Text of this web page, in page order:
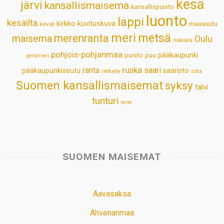
järvi kansallismaisema kansallispuisto kesä
kesäilta kevät kirkko kuvituskuva lappi luonto maaseutu
maisema merenranta meri metsä näköala Oulu
perämeri pohjois-pohjanmaa puisto puu pääkaupunki
pääkaupunkiseutu ranta retkeily ruska saari saaristo silta
Suomen kansallismaisematsyksy talvi
tunturi vene
SUOMEN MAISEMAT
Aavasaksa
Ahvenanmaa